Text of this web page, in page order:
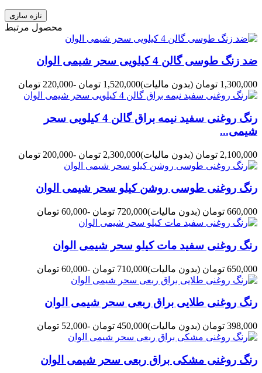
محصول مرتبط
ضد زنگ طوسی گالن 4 کیلویی سحر شیمی الوان
1,300,000 تومان (بدون مالیات)1,520,000 تومان -220,000 تومان
رنگ روغنی سفید نیمه براق گالن 4 کیلویی سحر
شیمی...
2,100,000 تومان (بدون مالیات)2,300,000 تومان -200,000 تومان
رنگ روغنی طوسی روشن کیلو سحر شیمی الوان
660,000 تومان (بدون مالیات)720,000 تومان -60,000 تومان
رنگ روغنی سفید مات کیلو سحر شیمی الوان
650,000 تومان (بدون مالیات)710,000 تومان -60,000 تومان
رنگ روغنی طلایی براق ربعی سحر شیمی الوان
398,000 تومان (بدون مالیات)450,000 تومان -52,000 تومان
رنگ روغنی مشکی براق ربعی سحر شیمی الوان